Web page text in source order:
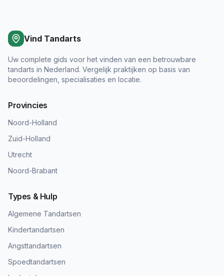
Vind Tandarts
Uw complete gids voor het vinden van een betrouwbare
tandarts in Nederland. Vergelijk praktijken op basis van
beoordelingen, specialisaties en locatie.
Provincies
Noord-Holland
Zuid-Holland
Utrecht
Noord-Brabant
Types & Hulp
Algemene Tandartsen
Kindertandartsen
Angsttandartsen
Spoedtandartsen